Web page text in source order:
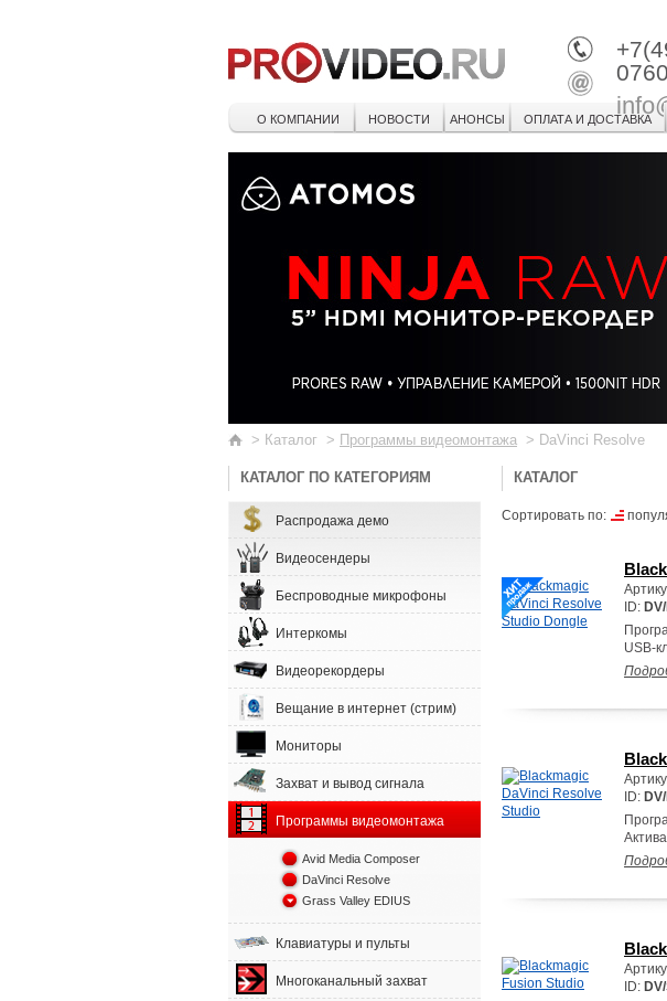
0760
О КОМПАНИИ НОВОСТИ АНОНСЫ ОПЛАТА И ДОСТАВКА
> Каталог > Программы видеомонтажа > DaVinci Resolve
КАТАЛОГ ПО КАТЕГОРИЯМ
Распродажа демо
Видеосендеры
Беспроводные микрофоны
Интеркомы
Видеорекордеры
Вещание в интернет (стрим)
Мониторы
Захват и вывод сигнала
Программы видеомонтажа
Avid Media Composer
DaVinci Resolve
Grass Valley EDIUS
Клавиатуры и пульты
Многоканальный захват
КАТАЛОГ
Сортировать по:
ID:
USB-
ID:
ID: